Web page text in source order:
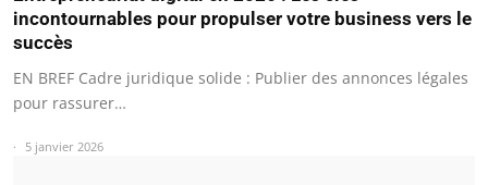
incontournables pour propulser votre business vers le
succès
EN BREF Cadre juridique solide : Publier des annonces légales
pour rassurer…
5 janvier 2026